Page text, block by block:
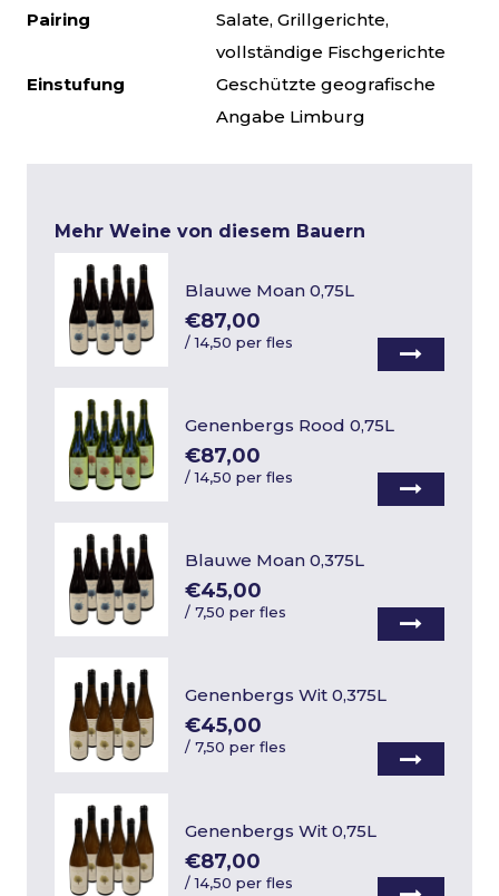
Pairing
Salate, Grillgerichte,
vollständige Fischgerichte
Einstufung
Geschützte geografische
Angabe Limburg
Mehr Weine von diesem Bauern
Blauwe Moan 0,75L
€87,00
/14,50 per fles
Genenbergs Rood 0,75L
€87,00
/14,50 per fles
Blauwe Moan 0,375L
€45,00
/7,50 per fles
Genenbergs Wit 0,375L
€45,00
/7,50 per fles
Genenbergs Wit 0,75L
€87,00
/14,50 per fles